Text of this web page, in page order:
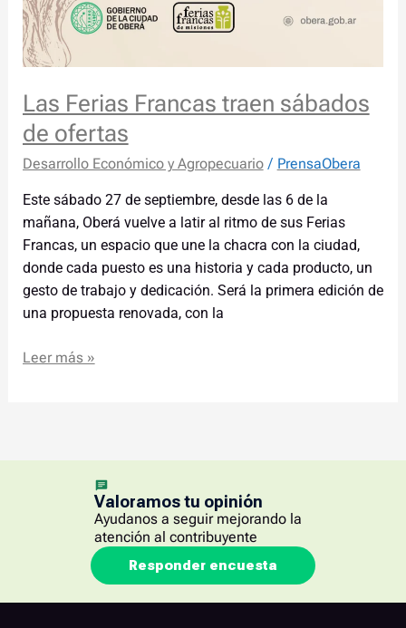
Las Ferias Francas traen sábados
de ofertas
Desarrollo Económico y Agropecuario/ PrensaObera
Este sábado 27 de septiembre, desde las 6 de la
mañana, Oberá vuelve a latir al ritmo de sus Ferias
Francas, un espacio que une la chacra con la ciudad,
donde cada puesto es una historia y cada producto, un
gesto de trabajo y dedicación. Será la primera edición de
una propuesta renovada, con la
Leer más »
Valoramos tu opinión
Ayudanos a seguir mejorando la
atención al contribuyente
Responder encuesta